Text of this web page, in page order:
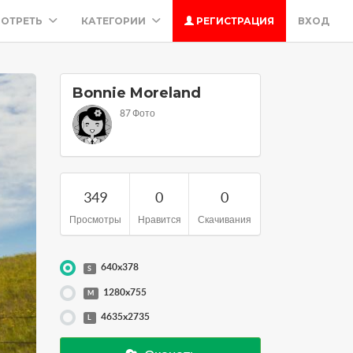
КАТЕГОРИИ РЕГИСТРАЦИЯ ВХОД
Bonnie Moreland
87 Фото
349
Просмотры
0
Нравится
0
Скачивания
S 640x378
M 1280x755
L 4635x2735